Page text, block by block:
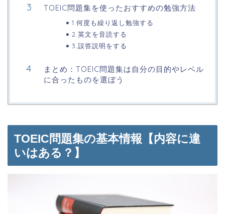
TOEIC問題集を使ったおすすめの勉強方法
1.何度も繰り返し勉強する
2.英文を音読する
3.誤答説明をする
まとめ：TOEIC問題集は自分の目的やレベル
に合ったものを選ぼう
TOEIC問題集の基本情報【内容に違
いはある？】